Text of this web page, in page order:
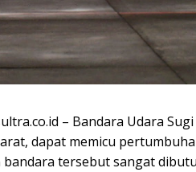
– Bandara Udara
dapat memicu
tersebut sangat